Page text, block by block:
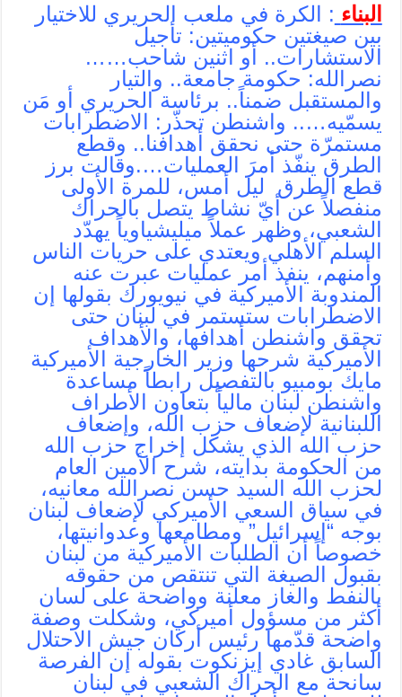
البناء : الكرة في ملعب الحريري للاختيار
بين صيغتين حكوميتين: تأجيل
الاستشارات.. أو اثنين شاحب……
نصرالله: حكومة جامعة.. والتيار
والمستقبل ضمناً.. برئاسة الحريري أو مَن
يسمّيه….. واشنطن تحذّر: الاضطرابات
مستمرّة حتى نحقق أهدافنا.. وقطع
الطرق ينفّذ أمرَ العمليات….وقالت برز
قطع الطرق ليل أمس، للمرة الأولى
منفصلاً عن أيّ نشاط يتصل بالحراك
الشعبي، وظهر عملاً ميليشياوياً يهدّد
السلم الأهلي ويعتدي على حريات الناس
وأمنهم، ينفذ أمر عمليات عبرت عنه
المندوبة الأميركية في نيويورك بقولها إن
الاضطرابات ستستمر في لبنان حتى
تحقق واشنطن أهدافها، والأهداف
الأميركية شرحها وزير الخارجية الأميركية
مايك بومبيو بالتفصيل رابطاً مساعدة
واشنطن لبنان مالياً بتعاون الأطراف
اللبنانية لإضعاف حزب الله، وإضعاف
حزب الله الذي يشكل إخراج حزب الله
من الحكومة بدايته، شرح الأمين العام
لحزب الله السيد حسن نصرالله معانيه،
في سياق السعي الأميركي لإضعاف لبنان
بوجه “إسرائيل” ومطامعها وعدوانيتها،
خصوصاً أن الطلبات الأميركية من لبنان
بقبول الصيغة التي تنتقص من حقوقه
بالنفط والغاز معلنة وواضحة على لسان
أكثر من مسؤول أميركي، وشكلت وصفة
واضحة قدّمها رئيس أركان جيش الاحتلال
السابق غادي إيزنكوت بقوله إن الفرصة
سانحة مع الحراك الشعبي في لبنان